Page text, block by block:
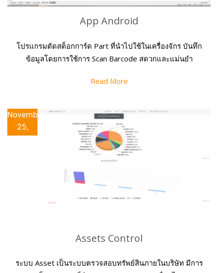
App Android
โปรแกรมตัดสต็อกการ์ด Part ที่นำไปใช้ในเครื่องจักร บันทึก
ข้อมูลโดยการใช้การ Scan Barcode สดวกและแม่นยำ
Read More
November
25,
Assets Control
ระบบ Asset เป็นระบบตรวจสอบทรัพย์สินภายในบริษัท มีการ